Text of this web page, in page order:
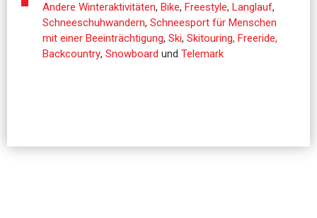
Andere Winteraktivitäten, Bike, Freestyle, Langlauf,
Schneeschuhwandern, Schneesport für Menschen
mit einer Beeinträchtigung, Ski, Skitouring, Freeride,
Backcountry, Snowboard und Telemark